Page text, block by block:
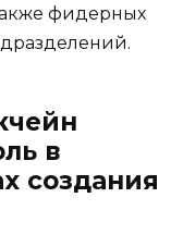
фидерных
в
создания